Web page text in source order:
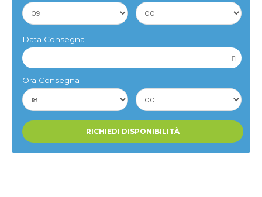
:
Data Consegna
Ora Consegna
: